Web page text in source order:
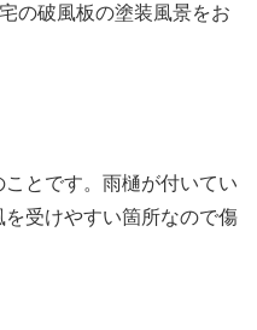
の破風板の塗装風景をお
とです。雨樋が付いてい
受けやすい箇所なので傷